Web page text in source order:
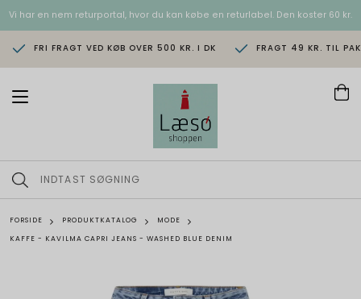
Vi har en nem returportal, hvor du kan købe en returlabel. Den koster 60 kr.
FRI FRAGT VED KØB OVER 500 KR. I DK FRAGT 49 KR. TIL
T
n
a
i
g
FORSIDE PRODUKTKATALOG
MODE
KAFFE - KAVILMA CAPRI JEANS - WASHED BLUE DENIM